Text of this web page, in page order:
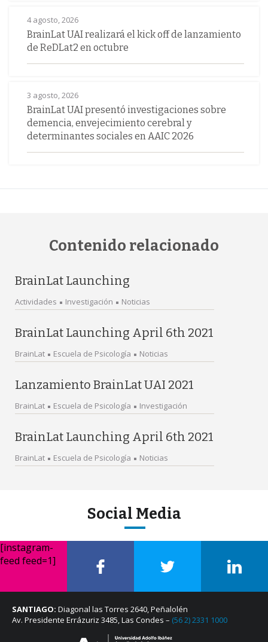
4 agosto, 2026
BrainLat UAI realizará el kick off de lanzamiento
de ReDLat2 en octubre
3 agosto, 2026
BrainLat UAI presentó investigaciones sobre
demencia, envejecimiento cerebral y
determinantes sociales en AAIC 2026
Contenido relacionado
BrainLat Launching
Actividades Investigación Noticias
BrainLat Launching April 6th 2021
BrainLat Escuela de Psicología Noticias
Lanzamiento BrainLat UAI 2021
BrainLat Escuela de Psicología Investigación
BrainLat Launching April 6th 2021
BrainLat Escuela de Psicología Noticias
Social Media
[instagram-
feed feed=1]
SANTIAGO: Diagonal las Torres 2640, Peñalolén
Av. Presidente Errázuriz 3485, Las Condes – (56 2) 2331 1000